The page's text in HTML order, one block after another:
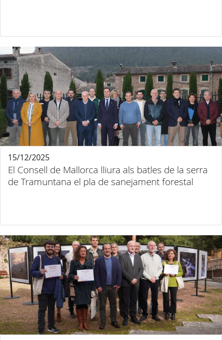
El Consell de Mallorca lliura als batles de la serra
de Tramuntana el pla de sanejament forestal
15/12/2025